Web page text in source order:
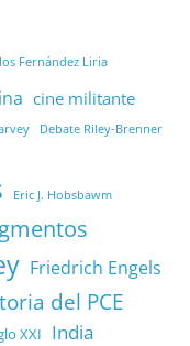
Fernández Liria
cine militante
Debate Riley-Brenner
Eric J. Hobsbawm
Friedrich Engels
del PCE
XXI India